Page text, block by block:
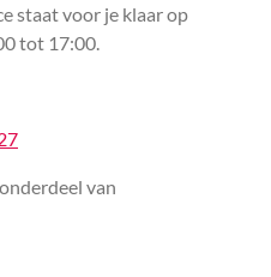
staat voor je klaar op
tot 17:00.
van